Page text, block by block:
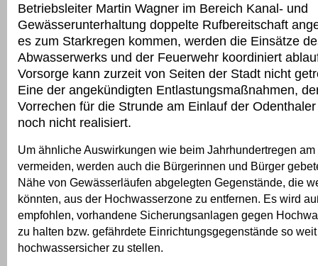
Betriebsleiter Martin Wagner im Bereich Kanal- und
Gewässerunterhaltung doppelte Rufbereitschaft
es zum Starkregen kommen, werden die Einsätze
Abwasserwerks und der Feuerwehr koordiniert
Vorsorge kann zurzeit von Seiten der Stadt nicht
Eine der angekündigten Entlastungsmaßnahmen,
Vorrechen für die Strunde am Einlauf der
noch nicht realisiert.
Um ähnliche Auswirkungen wie beim Jahrhundertregen
vermeiden, werden auch die Bürgerinnen und Bürger
Nähe von Gewässerläufen abgelegten Gegenstände, die
könnten, aus der Hochwasserzone zu entfernen. Es wird
empfohlen, vorhandene Sicherungsanlagen gegen
zu halten bzw. gefährdete Einrichtungsgegenstände so
hochwassersicher zu stellen.